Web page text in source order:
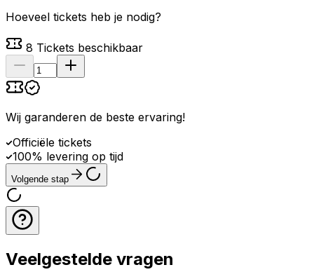
Hoeveel tickets heb je nodig?
8 Tickets beschikbaar
Wij garanderen de beste ervaring!
Officiële tickets
100% levering op tijd
Volgende stap
Veelgestelde vragen